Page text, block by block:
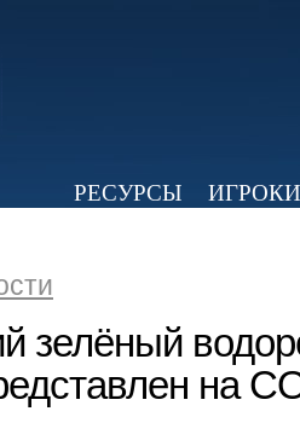
РЕСУРСЫ
ИГРОКИ
зелёный
на